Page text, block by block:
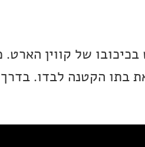
של קווין הארט.
בתו הקטנה לבדו.